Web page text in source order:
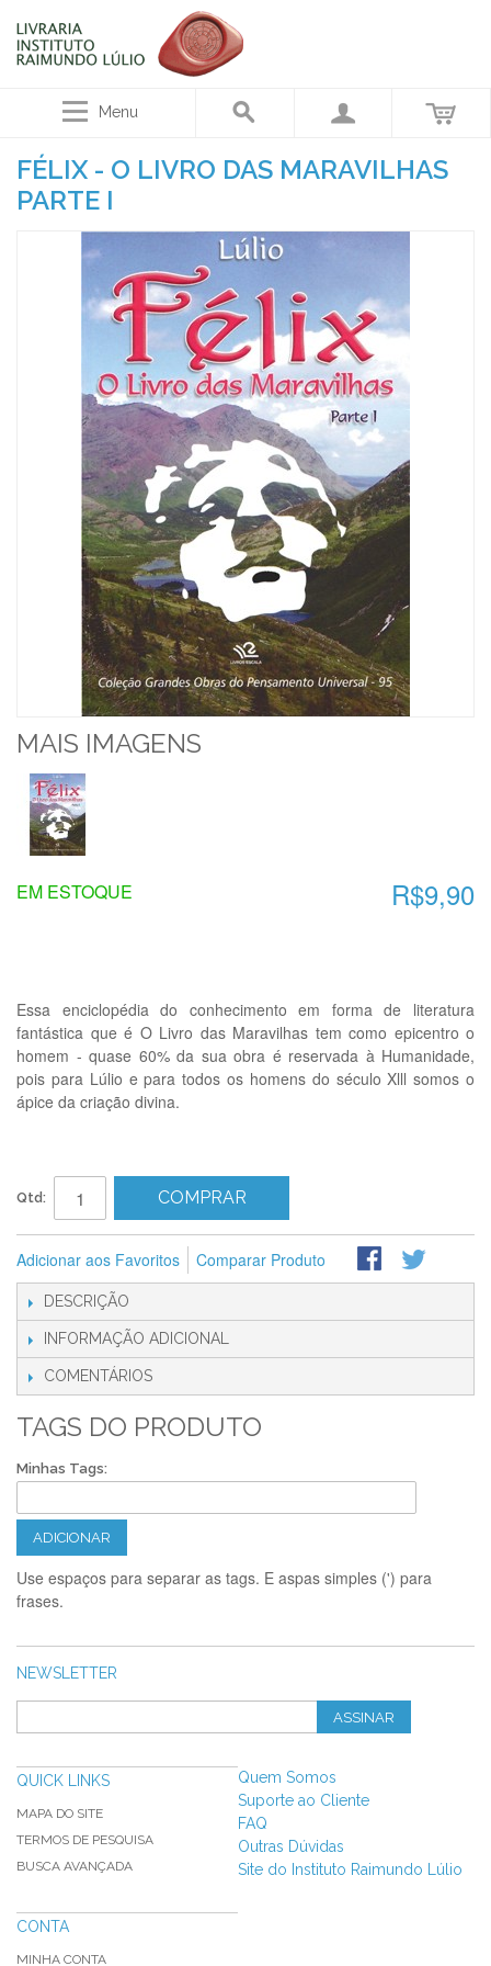
Menu
FÉLIX - O LIVRO DAS MARAVILHAS
PARTE I
MAIS IMAGENS
R$9,90
EM ESTOQUE
Essa enciclopédia do conhecimento em forma de literatura
fantástica que é O Livro das Maravilhas tem como epicentro o
homem - quase 60% da sua obra é reservada à Humanidade,
pois para Lúlio e para todos os homens do século Xlll somos o
ápice da criação divina.
Qtd: COMPRAR
Adicionar aos Favoritos Comparar Produto
DESCRIÇÃO
INFORMAÇÃO ADICIONAL
COMENTÁRIOS
TAGS DO PRODUTO
Minhas Tags:
ADICIONAR
Use espaços para separar as tags. E aspas simples (') para
frases.
NEWSLETTER
ASSINAR
QUICK LINKS
MAPA DO SITE
TERMOS DE PESQUISA
BUSCA AVANÇADA
CONTA
MINHA CONTA
Quem Somos
Suporte ao Cliente
FAQ
Outras Dúvidas
Site do Instituto Raimundo Lúlio